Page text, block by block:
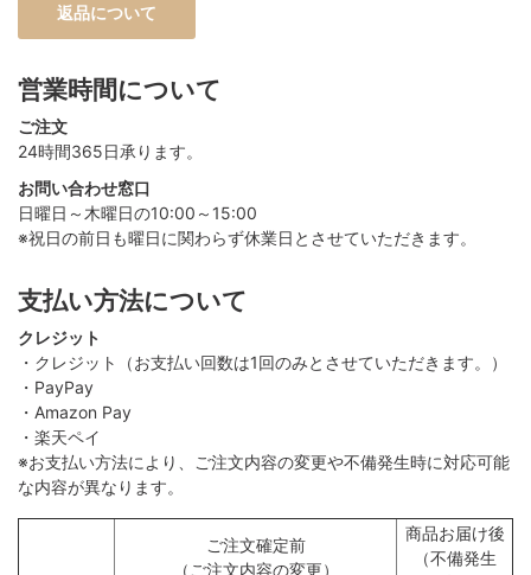
返品について
営業時間について
ご注文
24時間365日承ります。
お問い合わせ窓口
日曜日～木曜日の10:00～15:00
※祝日の前日も曜日に関わらず休業日とさせていただきます。
支払い方法について
クレジット
・クレジット（お支払い回数は1回のみとさせていただきます。）
・PayPay
・Amazon Pay
・楽天ペイ
※お支払い方法により、ご注文内容の変更や不備発生時に対応可能
な内容が異なります。
ご注文確定前
（ご注文内容の変更）
商品お届け後
（不備発生